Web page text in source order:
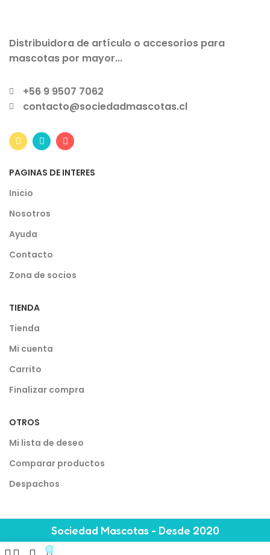
Distribuidora de artículo o accesorios para
mascotas por mayor...
+56 9 9507 7062
contacto@sociedadmascotas.cl
PAGINAS DE INTERES
Inicio
Nosotros
Ayuda
Contacto
Zona de socios
TIENDA
Tienda
Mi cuenta
Carrito
Finalizar compra
OTROS
Mi lista de deseo
Comparar productos
Despachos
Sociedad Mascotas - Desde 2020
0